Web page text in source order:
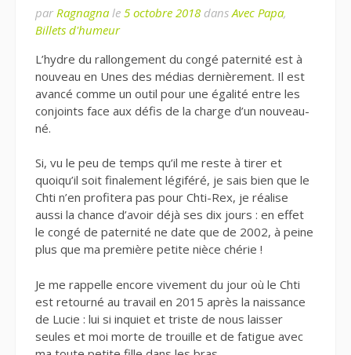
par Ragnagna le 5 octobre 2018 dans Avec Papa,
Billets d'humeur
L’hydre du rallongement du congé paternité est à
nouveau en Unes des médias dernièrement. Il est
avancé comme un outil pour une égalité entre les
conjoints face aux défis de la charge d’un nouveau-
né.
Si, vu le peu de temps qu’il me reste à tirer et
quoiqu’il soit finalement légiféré, je sais bien que le
Chti n’en profitera pas pour Chti-Rex, je réalise
aussi la chance d’avoir déjà ses dix jours : en effet
le congé de paternité ne date que de 2002, à peine
plus que ma première petite nièce chérie !
Je me rappelle encore vivement du jour où le Chti
est retourné au travail en 2015 après la naissance
de Lucie : lui si inquiet et triste de nous laisser
seules et moi morte de trouille et de fatigue avec